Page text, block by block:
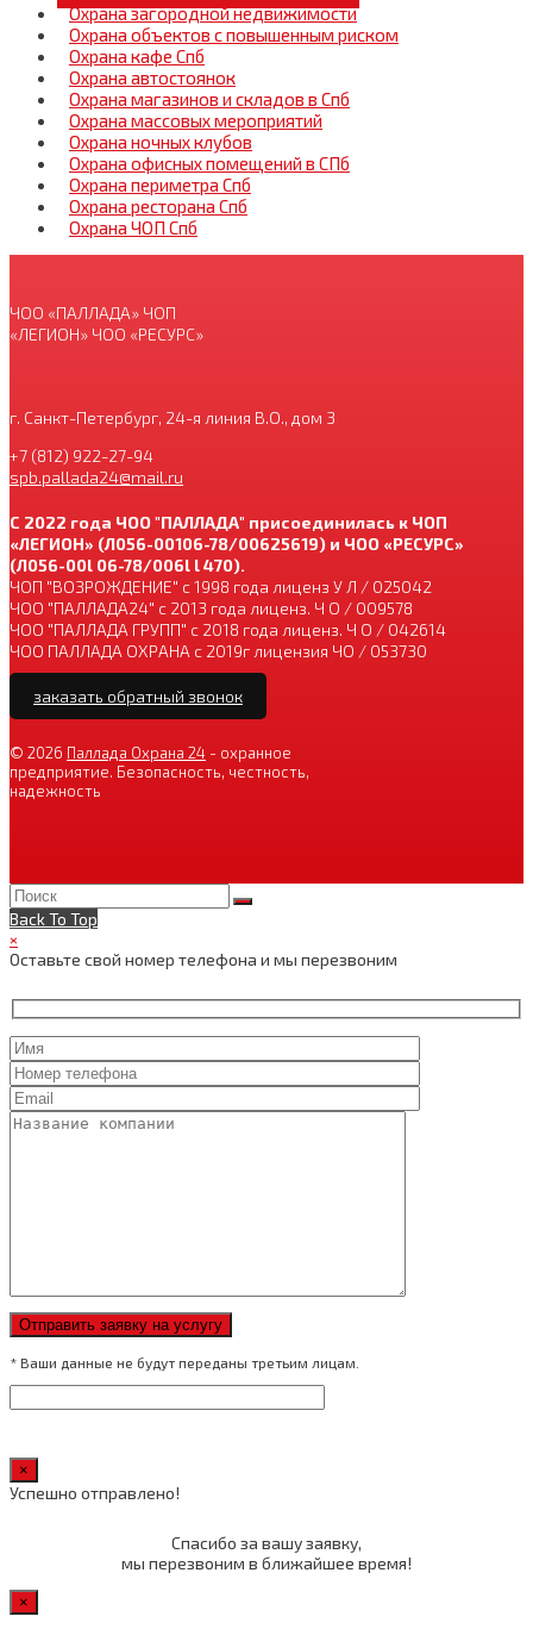
Охрана загородной недвижимости
Охрана объектов с повышенным риском
Охрана кафе Спб
Охрана автостоянок
Охрана магазинов и складов в Спб
Охрана массовых мероприятий
Охрана ночных клубов
Охрана офисных помещений в СПб
Охрана периметра Спб
Охрана ресторана Спб
Охрана ЧОП Спб
ЧОО «ПАЛЛАДА» ЧОП
«ЛЕГИОН» ЧОО «РЕСУРС»
г. Санкт-Петербург, 24-я линия В.О., дом 3
+7 (812) 922-27-94
spb.pallada24@mail.ru
С 2022 года ЧОО "ПАЛЛАДА" присоединилась к ЧОП
«ЛЕГИОН» (Л056-00106-78/00625619) и ЧОО «РЕСУРС»
(Л056-00l 06-78/006l l 470).
ЧОП "ВОЗРОЖДЕНИЕ" с 1998 года лиценз У Л / 025042
ЧОО "ПАЛЛАДА24" с 2013 года лиценз. Ч О / 009578
ЧОО "ПАЛЛАДА ГРУПП" с 2018 года лиценз. Ч О / 042614
ЧОО ПАЛЛАДА ОХРАНА с 2019г лицензия ЧО / 053730
заказать обратный звонок
© 2026 Паллада Охрана 24 - охранное
предприятие. Безопасность, честность,
надежность
Back To Top
×
Оставьте свой номер телефона и мы перезвоним
* Ваши данные не будут переданы третьим лицам.
×
Успешно отправлено!
Спасибо за вашу заявку,
мы перезвоним в ближайшее время!
×